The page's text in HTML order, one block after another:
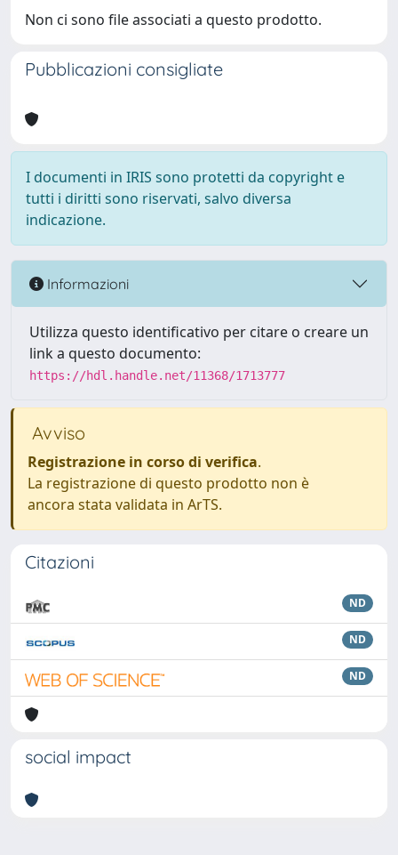
Non ci sono file associati a questo prodotto.
Pubblicazioni consigliate
I documenti in IRIS sono protetti da copyright e
tutti i diritti sono riservati, salvo diversa
indicazione.
Informazioni
Utilizza questo identificativo per citare o creare un
link a questo documento:
https://hdl.handle.net/11368/1713777
Avviso
Registrazione in corso di verifica.
La registrazione di questo prodotto non è
ancora stata validata in ArTS.
Citazioni
ND
ND
ND
social impact